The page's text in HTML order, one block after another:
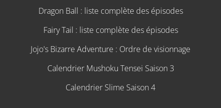
Dragon Ball : liste complète des épisodes
Fairy Tail : liste complète des épisodes
Jojo's Bizarre Adventure : Ordre de visionnage
Calendrier Mushoku Tensei Saison 3
Calendrier Slime Saison 4